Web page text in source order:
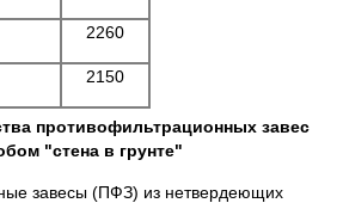
2260
2150
противофильтрационных завес
"стена в грунте"
завесы (ПФЗ) из нетвердеющих